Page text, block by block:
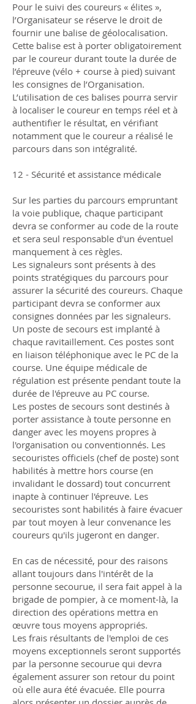
Pour le suivi des coureurs « élites »,
l’Organisateur se réserve le droit de
fournir une balise de géolocalisation.
Cette balise est à porter obligatoirement
par le coureur durant toute la durée de
l’épreuve (vélo + course à pied) suivant
les consignes de l’Organisation.
L’utilisation de ces balises pourra servir
à localiser le coureur en temps réel et à
authentifier le résultat, en vérifiant
notamment que le coureur a réalisé le
parcours dans son intégralité.
12 - Sécurité et assistance médicale
Sur les parties du parcours empruntant
la voie publique, chaque participant
devra se conformer au code de la route
et sera seul responsable d'un éventuel
manquement à ces règles.
Les signaleurs sont présents à des
points stratégiques du parcours pour
assurer la sécurité des coureurs. Chaque
participant devra se conformer aux
consignes données par les signaleurs.
Un poste de secours est implanté à
chaque ravitaillement. Ces postes sont
en liaison téléphonique avec le PC de la
course. Une équipe médicale de
régulation est présente pendant toute la
durée de l'épreuve au PC course.
Les postes de secours sont destinés à
porter assistance à toute personne en
danger avec les moyens propres à
l'organisation ou conventionnés. Les
secouristes officiels (chef de poste) sont
habilités à mettre hors course (en
invalidant le dossard) tout concurrent
inapte à continuer l'épreuve. Les
secouristes sont habilités à faire évacuer
par tout moyen à leur convenance les
coureurs qu'ils jugeront en danger.
En cas de nécessité, pour des raisons
allant toujours dans l'intérêt de la
personne secourue, il sera fait appel à la
brigade de pompier, à ce moment-là, la
direction des opérations mettra en
œuvre tous moyens appropriés.
Les frais résultants de l'emploi de ces
moyens exceptionnels seront supportés
par la personne secourue qui devra
également assurer son retour du point
où elle aura été évacuée. Elle pourra